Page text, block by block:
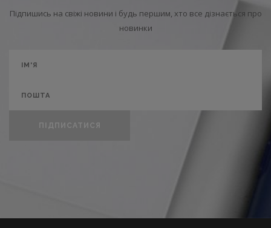
Підпишись на свіжі новини і будь першим, хто все дізнається про
новинки
ПІДПИСАТИСЯ